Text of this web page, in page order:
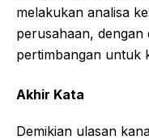
melakukan analisa
perusahaan, dengan
pertimbangan untuk
Akhir Kata
Demikian ulasan